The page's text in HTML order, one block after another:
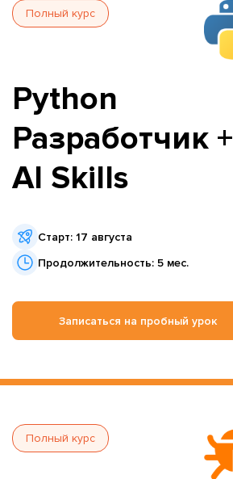
Полный курс
Python
Разработчик +
AI Skills
Старт: 17 августа
Продолжительность: 5 мес.
Записаться на пробный урок
Полный курс